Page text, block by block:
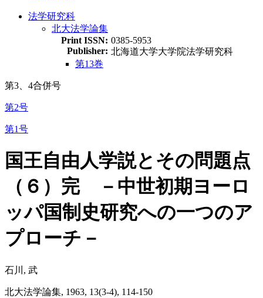
法学研究科
北大法学論集
Print ISSN: 0385-5953
Publisher: 北海道大学大学院法学研究科
第13巻
第3、4合併号
第2号
第1号
国王自由人学説とその問題点
（６）完 －中世初期ヨーロ
ッパ国制史研究への一つのア
プローチ－
石川, 武
北大法学論集, 1963, 13(3-4), 114-150